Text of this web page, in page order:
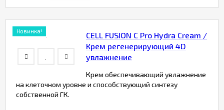
Новинка!
CELL FUSION C Pro Hydra Cream /
Крем регенерирующий 4D
увлажнение
Крем обеспечивающий увлажнение
на клеточном уровне и способствующий синтезу
собственной ГК.